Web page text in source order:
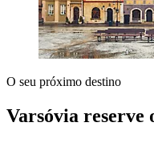
O seu próximo destino
Varsóvia reserve